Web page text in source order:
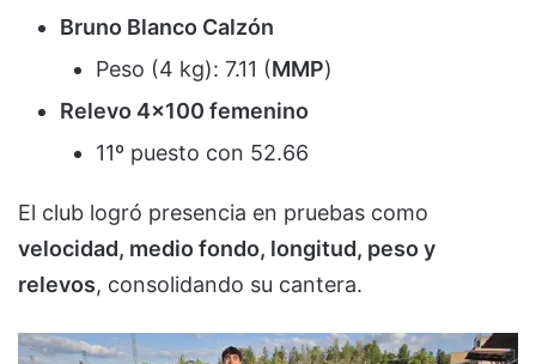
Bruno Blanco Calzón
Peso (4 kg): 7.11 (MMP)
Relevo 4×100 femenino
11º puesto con 52.66
El club logró presencia en pruebas como
velocidad, medio fondo, longitud, peso y
relevos, consolidando su cantera.